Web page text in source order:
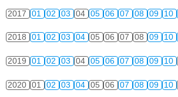
2017 01 02 03 04 05 06 07 08 09 10
2018 01 02 03 04 05 06 07 08 09 10
2019 01 02 03 04 05 06 07 08 09 10
2020 01 02 03 04 05 06 07 08 09 10